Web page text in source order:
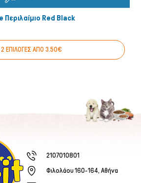
Περιλαίμιο Red Black
2 ΕΠΙΛΟΓΕΣ ΑΠΟ 3.50€
2107010801
Φιλολάου 160-164, Αθήνα